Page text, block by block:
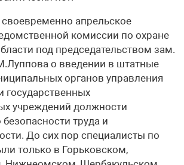
апрельское
комиссии по охране
под председательством зам.
о введении в штатные
органов управления
государственных
учреждений должности
труда и
До сих пор специалисты по
только в Горьковском,